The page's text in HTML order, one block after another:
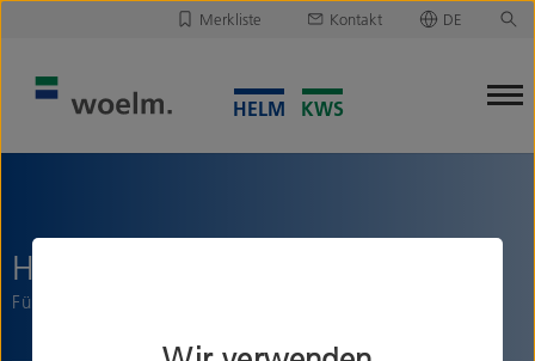
Merkliste Kontakt DE
HELM SmartGuide H 212 S
Führungsgleiter, spielfrei